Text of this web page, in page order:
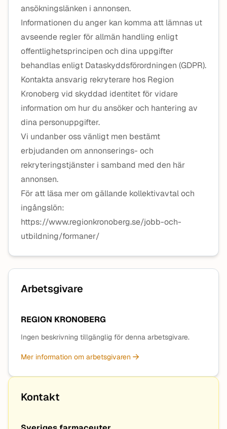
ansökningslänken i annonsen.
Informationen du anger kan komma att lämnas ut
avseende regler för allmän handling enligt
offentlighetsprincipen och dina uppgifter
behandlas enligt Dataskyddsförordningen (GDPR).
Kontakta ansvarig rekryterare hos Region
Kronoberg vid skyddad identitet för vidare
information om hur du ansöker och hantering av
dina personuppgifter.
Vi undanber oss vänligt men bestämt
erbjudanden om annonserings- och
rekryteringstjänster i samband med den här
annonsen.
För att läsa mer om gällande kollektivavtal och
ingångslön:
https://www.regionkronoberg.se/jobb-och-
utbildning/formaner/
Arbetsgivare
REGION KRONOBERG
Ingen beskrivning tillgänglig för denna arbetsgivare.
Mer information om arbetsgivaren
Kontakt